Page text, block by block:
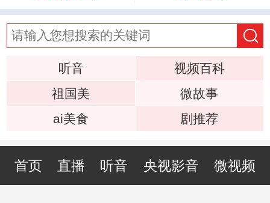
听音
视频百科
祖国美
微故事
ai美食
剧推荐
首页 直播 听音 央视影音 微视频